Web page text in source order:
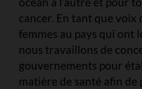
cancer. En tant que voix
femmes au pays qui ont
nous travaillons de
gouvernements pour
matière de santé afin